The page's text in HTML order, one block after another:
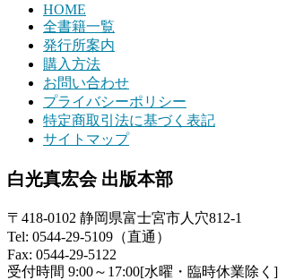
HOME
全書籍一覧
発行所案内
購入方法
お問い合わせ
プライバシーポリシー
特定商取引法に基づく表記
サイトマップ
白光真宏会 出版本部
〒418-0102 静岡県富士宮市人穴812-1
Tel: 0544-29-5109（直通）
Fax: 0544-29-5122
受付時間 9:00～17:00[水曜・臨時休業除く]